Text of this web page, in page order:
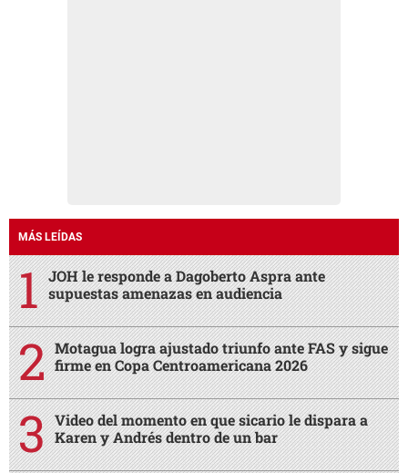
MÁS LEÍDAS
JOH le responde a Dagoberto Aspra ante
supuestas amenazas en audiencia
Motagua logra ajustado triunfo ante FAS y sigue
firme en Copa Centroamericana 2026
Video del momento en que sicario le dispara a
Karen y Andrés dentro de un bar